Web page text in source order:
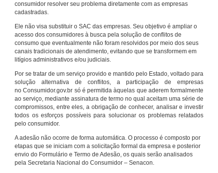
consumidor resolver seu problema diretamente com as empresas
cadastradas.
Ele não visa substituir o SAC das empresas. Seu objetivo é ampliar o
acesso dos consumidores à busca pela solução de conflitos de
consumo que eventualmente não foram resolvidos por meio dos seus
canais tradicionais de atendimento, evitando que se transformem em
litígios administrativos e/ou judiciais.
Por se tratar de um serviço provido e mantido pelo Estado, voltado para
solução alternativa de conflitos, a participação de empresas
no Consumidor.gov.br só é permitida àquelas que aderem formalmente
ao serviço, mediante assinatura de termo no qual aceitam uma série de
compromissos, entre eles, a obrigação de conhecer, analisar e investir
todos os esforços possíveis para solucionar os problemas relatados
pelo consumidor.
A adesão não ocorre de forma automática. O processo é composto por
etapas que se iniciam com a solicitação formal da empresa e posterior
envio do Formulário e Termo de Adesão, os quais serão analisados
pela Secretaria Nacional do Consumidor – Senacon.